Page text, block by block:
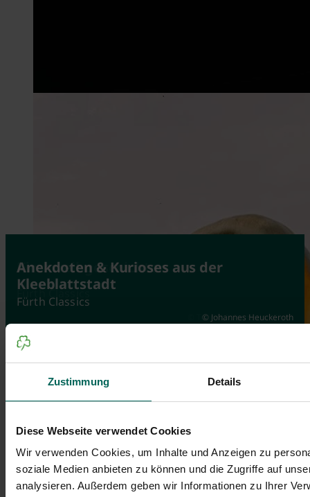
Zustimmung Details
Diese Webseite verwendet Cookies
Wir verwenden Cookies, um Inhalte und Anzeigen zu
soziale Medien anbieten zu können und die Zugriffe auf
analysieren. Außerdem geben wir Informationen zu Ihrer
Fürth - kompakt & anschaulich
Fürth Classics
© Andreas Hub
Kirchweihgeschichten
Fürth Classics
© Tourist-Information Fürth
Anekdoten & Kurioses aus der
Kleeblattstadt
Fürth Classics
© Johannes Heuckeroth